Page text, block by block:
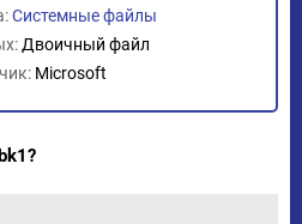
Системные файлы
Двоичный файл
Microsoft